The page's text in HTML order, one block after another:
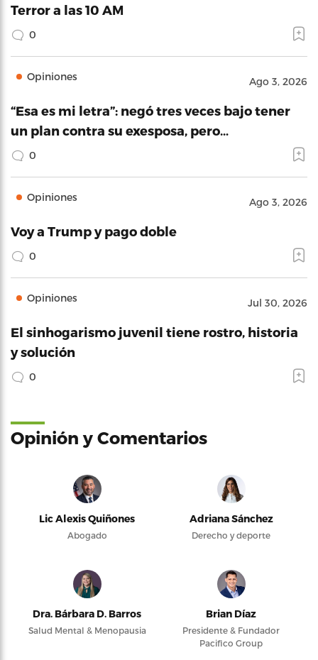
Terror a las 10 AM
0
Opiniones Ago 3, 2026
“Esa es mi letra”: negó tres veces bajo tener
un plan contra su exesposa, pero…
0
Opiniones Ago 3, 2026
Voy a Trump y pago doble
0
Opiniones Jul 30, 2026
El sinhogarismo juvenil tiene rostro, historia
y solución
0
Opinión y Comentarios
Lic Alexis Quiñones
Abogado
Adriana Sánchez
Derecho y deporte
Dra. Bárbara D. Barros
Salud Mental & Menopausia
Brian Díaz
Presidente & Fundador
Pacifico Group